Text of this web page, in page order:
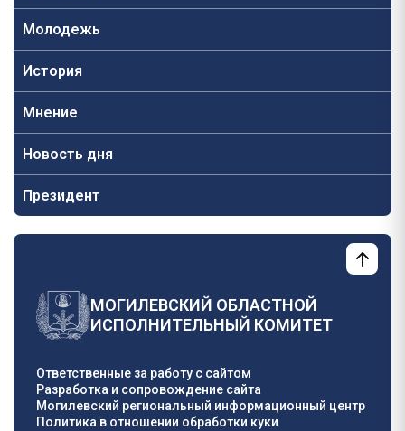
Молодежь
История
Мнение
Новость дня
Президент
МОГИЛЕВСКИЙ ОБЛАСТНОЙ
ИСПОЛНИТЕЛЬНЫЙ КОМИТЕТ
Ответственные за работу с сайтом
Разработка и сопровождение сайта
Могилевский региональный информационный центр
Политика в отношении обработки куки